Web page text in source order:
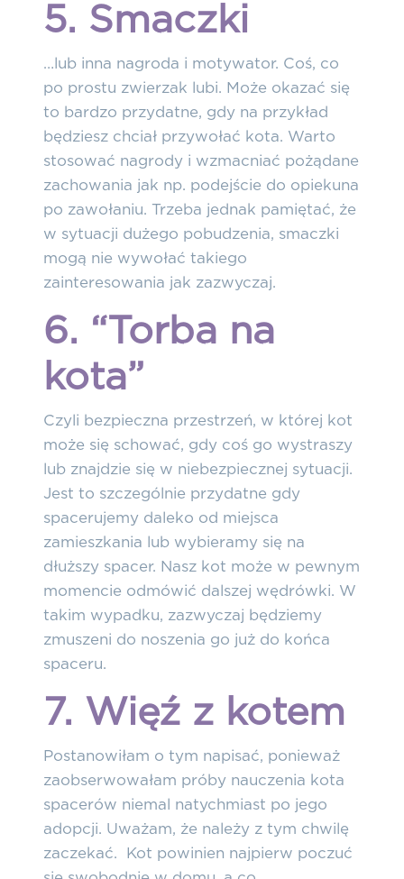
5. Smaczki
…lub inna nagroda i motywator. Coś, co
po prostu zwierzak lubi. Może okazać się
to bardzo przydatne, gdy na przykład
będziesz chciał przywołać kota. Warto
stosować nagrody i wzmacniać pożądane
zachowania jak np. podejście do opiekuna
po zawołaniu. Trzeba jednak pamiętać, że
w sytuacji dużego pobudzenia, smaczki
mogą nie wywołać takiego
zainteresowania jak zazwyczaj.
6. “Torba na
kota”
Czyli bezpieczna przestrzeń, w której kot
może się schować, gdy coś go wystraszy
lub znajdzie się w niebezpiecznej sytuacji.
Jest to szczególnie przydatne gdy
spacerujemy daleko od miejsca
zamieszkania lub wybieramy się na
dłuższy spacer. Nasz kot może w pewnym
momencie odmówić dalszej wędrówki. W
takim wypadku, zazwyczaj będziemy
zmuszeni do noszenia go już do końca
spaceru.
7. Więź z kotem
Postanowiłam o tym napisać, ponieważ
zaobserwowałam próby nauczenia kota
spacerów niemal natychmiast po jego
adopcji. Uważam, że należy z tym chwilę
zaczekać. Kot powinien najpierw poczuć